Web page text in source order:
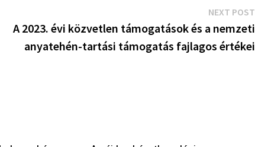
NEXT POSTNext
post:
A 2023. évi közvetlen támogatások és a nemzeti
anyatehén-tartási támogatás fajlagos értékei